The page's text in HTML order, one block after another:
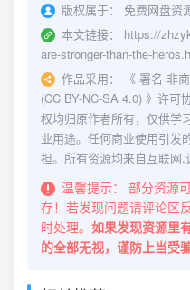
版权属于：
免费网盘资
本文链接：
https://
are-stronger-than-the-
作品采用：
《 署名-非
(CC BY-NC-SA 4.0) 》许可
权均归原作者所有，仅供学
业用途。任何商业使用引发
担。所有资源均来自互联网,
温馨提示：
部分资源
存！若发现问题请评论区
时处理。 如果发现资源里
的全部无视，谨防上当受骗